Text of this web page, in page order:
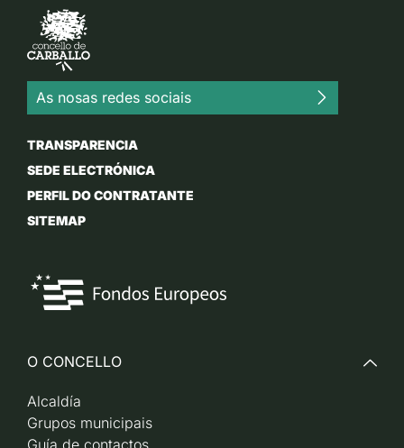
As nosas redes sociais
TRANSPARENCIA
SEDE ELECTRÓNICA
PERFIL DO CONTRATANTE
SITEMAP
O CONCELLO
Alcaldía
Grupos municipais
Guía de contactos